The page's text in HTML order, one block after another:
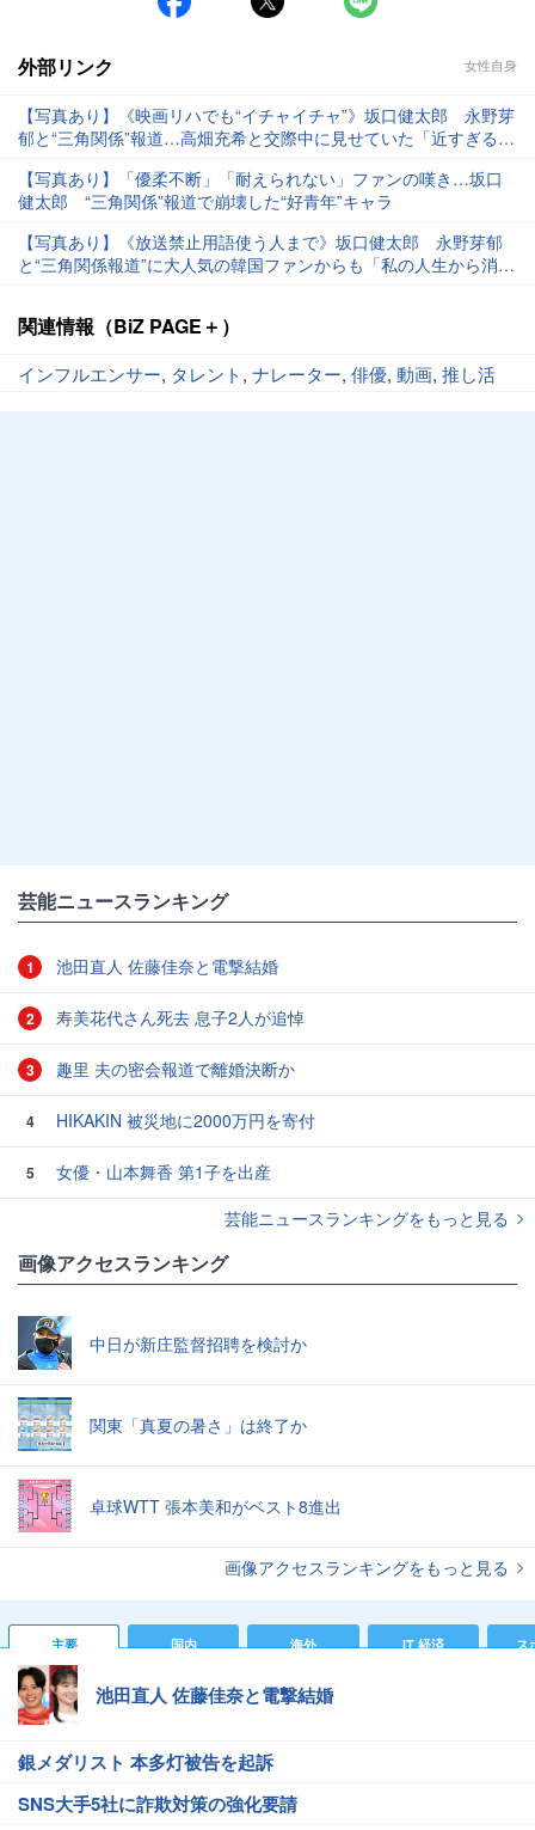
外部リンク 女性自身
【写真あり】《映画リハでも“イチャイチャ”》坂口健太郎 永野芽
郁と“三角関係”報道…高畑充希と交際中に見せていた「近すぎる距
【写真あり】「優柔不断」「耐えられない」ファンの嘆き…坂口
健太郎 “三角関係”報道で崩壊した“好青年”キャラ
【写真あり】《放送禁止用語使う人まで》坂口健太郎 永野芽郁
と“三角関係報道”に大人気の韓国ファンからも「私の人生から消え
関連情報（BiZ PAGE＋）
インフルエンサー, タレント, ナレーター, 俳優, 動画, 推し活
芸能ニュースランキング
1 池田直人 佐藤佳奈と電撃結婚
2 寿美花代さん死去 息子2人が追悼
3 趣里 夫の密会報道で離婚決断か
4 HIKAKIN 被災地に2000万円を寄付
5
女優・山本舞香 第1子を出産
芸能ニュースランキングをもっと見る
画像アクセスランキング
中日が新庄監督招聘を検討か
関東「真夏の暑さ」は終了か
卓球WTT 張本美和がベスト8進出
画像アクセスランキングをもっと見る
主要 国内 海外 IT 経済 ス
池田直人 佐藤佳奈と電撃結婚
銀メダリスト 本多灯被告を起訴
SNS大手5社に詐欺対策の強化要請